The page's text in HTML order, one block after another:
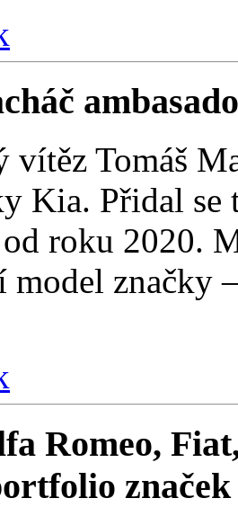
Tomáš
Kia. Přidal se
roku 2020.
model značky
Romeo,